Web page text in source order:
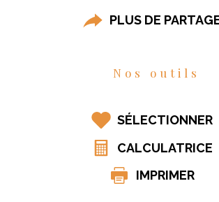
PLUS DE
Nos outils
SÉLECTIONNER
CALCULATRICE
IMPRIMER